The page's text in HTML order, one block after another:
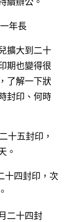
年長
擴大到二十
期也變得很
了解一下狀
封印、何時
十五封印，
。
十四封印，次
二十四封